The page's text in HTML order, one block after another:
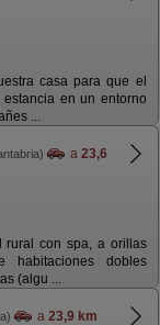
casa para que el
en un entorno
...
a 23,6
rural con spa, a orillas
habitaciones dobles
(algu ...
a 23,9 km